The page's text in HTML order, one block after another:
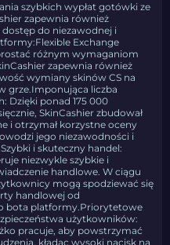
szybkich wypłat gotówki ze
zapewnia również
do niezawodnej i
Exchange
różnym wymaganiom
zapewnia również
wymiany skinów CS na
grze.Imponująca liczba
Dzięki ponad 175 000
SkinCashier zbudował
i otrzymał korzystne oceny
jego niezawodności i
i skuteczny handel:
niezwykle szybkie i
handlowe. W ciągu
mogą spodziewać się
handlowej od
bota platformy.Priorytetowe
użytkowników:
pracuje, aby powstrzymać
kładąc wysoki nacisk na